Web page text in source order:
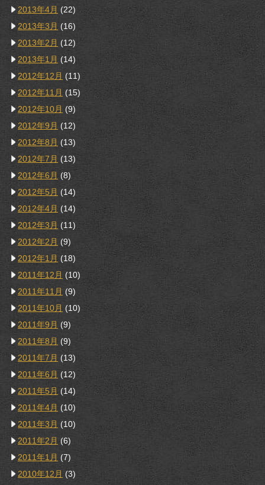
2013年4月 (22)
2013年3月 (16)
2013年2月 (12)
2013年1月 (14)
2012年12月 (11)
2012年11月 (15)
2012年10月 (9)
2012年9月 (12)
2012年8月 (13)
2012年7月 (13)
2012年6月 (8)
2012年5月 (14)
2012年4月 (14)
2012年3月 (11)
2012年2月 (9)
2012年1月 (18)
2011年12月 (10)
2011年11月 (9)
2011年10月 (10)
2011年9月 (9)
2011年8月 (9)
2011年7月 (13)
2011年6月 (12)
2011年5月 (14)
2011年4月 (10)
2011年3月 (10)
2011年2月 (6)
2011年1月 (7)
2010年12月 (3)